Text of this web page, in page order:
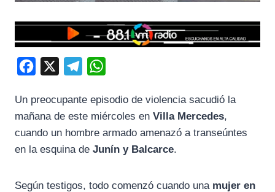
c
e
b
l
e
g
a
t
s
Un preocupante episodio de violencia sacudió la
mañana de este miércoles en Villa Mercedes,
cuando un hombre armado amenazó a transeúntes
en la esquina de Junín y Balcarce.
Según testigos, todo comenzó cuando una mujer en